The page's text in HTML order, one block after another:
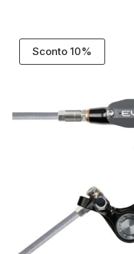
Sconto 10%